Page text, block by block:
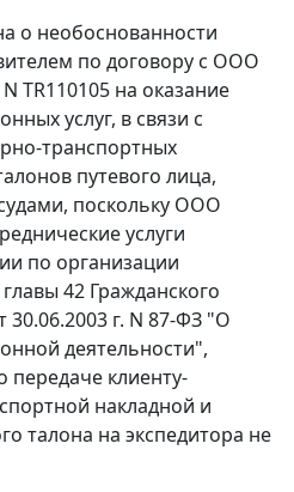
о необоснованности
по договору с ООО
TR110105 на оказание
услуг, в связи с
транспортных
путевого лица,
поскольку ООО
услуги
по организации
главы 42 Гражданского
30.06.2003 г. N 87-ФЗ "О
деятельности",
передаче клиенту-
накладной и
талона на экспедитора не